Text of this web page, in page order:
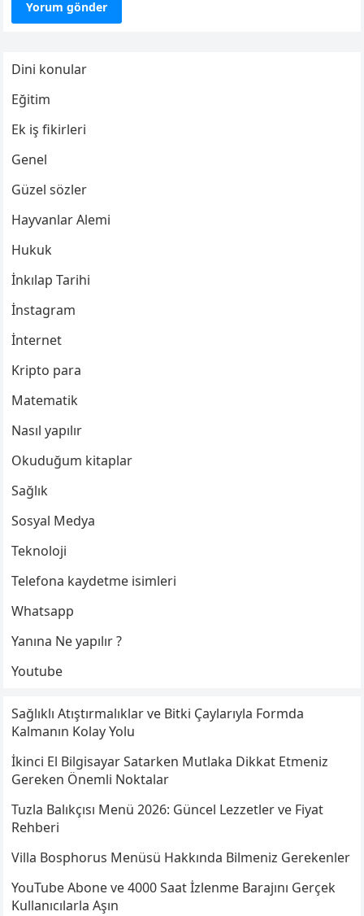
Dini konular
Eğitim
Ek iş fikirleri
Genel
Güzel sözler
Hayvanlar Alemi
Hukuk
İnkılap Tarihi
İnstagram
İnternet
Kripto para
Matematik
Nasıl yapılır
Okuduğum kitaplar
Sağlık
Sosyal Medya
Teknoloji
Telefona kaydetme isimleri
Whatsapp
Yanına Ne yapılır ?
Youtube
Sağlıklı Atıştırmalıklar ve Bitki Çaylarıyla Formda
Kalmanın Kolay Yolu
İkinci El Bilgisayar Satarken Mutlaka Dikkat Etmeniz
Gereken Önemli Noktalar
Tuzla Balıkçısı Menü 2026: Güncel Lezzetler ve Fiyat
Rehberi
Villa Bosphorus Menüsü Hakkında Bilmeniz Gerekenler
YouTube Abone ve 4000 Saat İzlenme Barajını Gerçek
Kullanıcılarla Aşın